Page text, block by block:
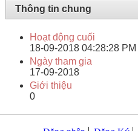
Thông tin chung
Hoạt động cuối
18-09-2018 04:28:28 PM
Ngày tham gia
17-09-2018
Giới thiệu
0